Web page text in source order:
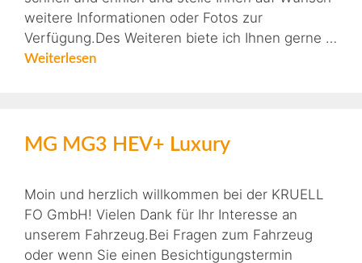
weitere Informationen oder Fotos zur
Verfügung.Des Weiteren biete ich Ihnen gerne …
Weiterlesen
MG MG3 HEV+ Luxury
Moin und herzlich willkommen bei der KRUELL
FO GmbH! Vielen Dank für Ihr Interesse an
unserem Fahrzeug.Bei Fragen zum Fahrzeug
oder wenn Sie einen Besichtigungstermin